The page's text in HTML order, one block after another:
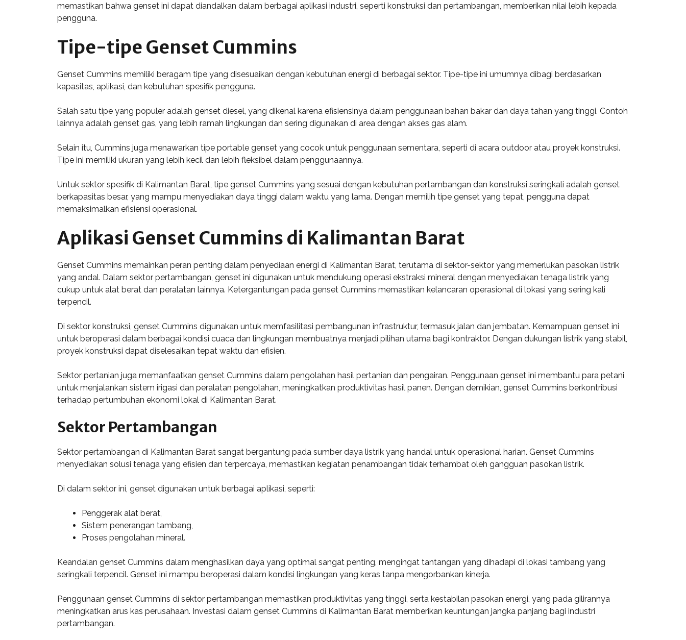
memastikan bahwa genset ini dapat diandalkan dalam berbagai aplikasi industri, seperti konstruksi dan pertambangan, memberikan nilai lebih kepada
pengguna.
Tipe-tipe Genset Cummins
Genset Cummins memiliki beragam tipe yang disesuaikan dengan kebutuhan energi di berbagai sektor. Tipe-tipe ini umumnya dibagi berdasarkan
kapasitas, aplikasi, dan kebutuhan spesifik pengguna.
Salah satu tipe yang populer adalah genset diesel, yang dikenal karena efisiensinya dalam penggunaan bahan bakar dan daya tahan yang tinggi. Contoh
lainnya adalah genset gas, yang lebih ramah lingkungan dan sering digunakan di area dengan akses gas alam.
Selain itu, Cummins juga menawarkan tipe portable genset yang cocok untuk penggunaan sementara, seperti di acara outdoor atau proyek konstruksi.
Tipe ini memiliki ukuran yang lebih kecil dan lebih fleksibel dalam penggunaannya.
Untuk sektor spesifik di Kalimantan Barat, tipe genset Cummins yang sesuai dengan kebutuhan pertambangan dan konstruksi seringkali adalah genset
berkapasitas besar, yang mampu menyediakan daya tinggi dalam waktu yang lama. Dengan memilih tipe genset yang tepat, pengguna dapat
memaksimalkan efisiensi operasional.
Aplikasi Genset Cummins di Kalimantan Barat
Genset Cummins memainkan peran penting dalam penyediaan energi di Kalimantan Barat, terutama di sektor-sektor yang memerlukan pasokan listrik
yang andal. Dalam sektor pertambangan, genset ini digunakan untuk mendukung operasi ekstraksi mineral dengan menyediakan tenaga listrik yang
cukup untuk alat berat dan peralatan lainnya. Ketergantungan pada genset Cummins memastikan kelancaran operasional di lokasi yang sering kali
terpencil.
Di sektor konstruksi, genset Cummins digunakan untuk memfasilitasi pembangunan infrastruktur, termasuk jalan dan jembatan. Kemampuan genset ini
untuk beroperasi dalam berbagai kondisi cuaca dan lingkungan membuatnya menjadi pilihan utama bagi kontraktor. Dengan dukungan listrik yang stabil,
proyek konstruksi dapat diselesaikan tepat waktu dan efisien.
Sektor pertanian juga memanfaatkan genset Cummins dalam pengolahan hasil pertanian dan pengairan. Penggunaan genset ini membantu para petani
untuk menjalankan sistem irigasi dan peralatan pengolahan, meningkatkan produktivitas hasil panen. Dengan demikian, genset Cummins berkontribusi
terhadap pertumbuhan ekonomi lokal di Kalimantan Barat.
Sektor Pertambangan
Sektor pertambangan di Kalimantan Barat sangat bergantung pada sumber daya listrik yang handal untuk operasional harian. Genset Cummins
menyediakan solusi tenaga yang efisien dan terpercaya, memastikan kegiatan penambangan tidak terhambat oleh gangguan pasokan listrik.
Di dalam sektor ini, genset digunakan untuk berbagai aplikasi, seperti:
Penggerak alat berat,
Sistem penerangan tambang,
Proses pengolahan mineral.
Keandalan genset Cummins dalam menghasilkan daya yang optimal sangat penting, mengingat tantangan yang dihadapi di lokasi tambang yang
seringkali terpencil. Genset ini mampu beroperasi dalam kondisi lingkungan yang keras tanpa mengorbankan kinerja.
Penggunaan genset Cummins di sektor pertambangan memastikan produktivitas yang tinggi, serta kestabilan pasokan energi, yang pada gilirannya
meningkatkan arus kas perusahaan. Investasi dalam genset Cummins di Kalimantan Barat memberikan keuntungan jangka panjang bagi industri
pertambangan.